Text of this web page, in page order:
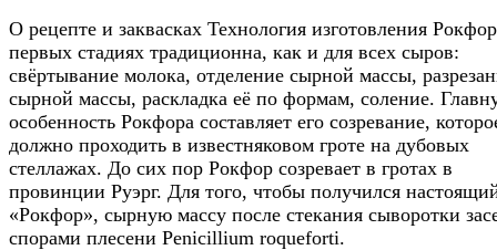
О рецепте и заквасках Технология изготовления
первых стадиях традиционна, как и для всех сыров:
свёртывание молока, отделение сырной массы,
сырной массы, раскладка её по формам, соление.
особенность Рокфора составляет его созревание,
должно проходить в известняковом гроте на дубовых
стеллажах. До сих пор Рокфор созревает в гротах в
провинции Руэрг. Для того, чтобы получился
«Рокфор», сырную массу после стекания сыворотки
спорами плесени Penicillium roqueforti.